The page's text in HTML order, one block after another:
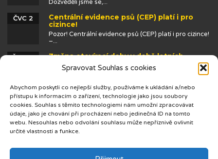
Spravovat Souhlas s cookies
Abychom poskytli co nejlepší služby, používáme k ukládání a/nebo
přístupu k informacím o zařízení, technologie jako jsou soubory
cookies. Souhlas s těmito technologiemi nám umožní zpracovávat
údaje, jako je chování při procházení nebo jedinečná ID na tomto
webu. Nesouhlas nebo odvolání souhlasu může nepříznivě ovlivnit
určité vlastnosti a funkce.
Dozvěděli jsme se,...
Centrální evidence psů (CEP) platí i pro
cizince!
ČVC 2
Pozor! Centrální evidence psů (CEP) platí i pro cizince!
–...
Změna otevírací doby v době letních
prázdnin
ČVN 25